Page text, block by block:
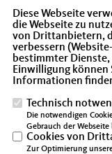
Diese Webseite
die Webseite zu
von Drittanbietern,
verbessern
bestimmter
Einwilligung
Informationen
Technisch
Die notwendigen
Gebrauch der Webseite
Cookies von
Zur Optimierung